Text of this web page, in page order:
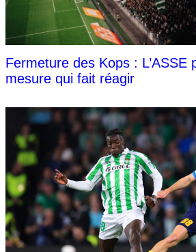
Fermeture des Kops : L’ASSE
mesure qui fait réagir